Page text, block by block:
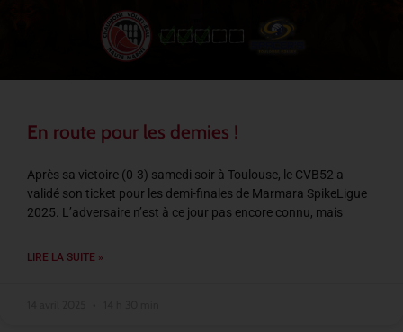
En route pour les demies !
Après sa victoire (0-3) samedi soir à Toulouse, le CVB52 a
validé son ticket pour les demi-finales de Marmara SpikeLigue
2025. L’adversaire n’est à ce jour pas encore connu, mais
LIRE LA SUITE »